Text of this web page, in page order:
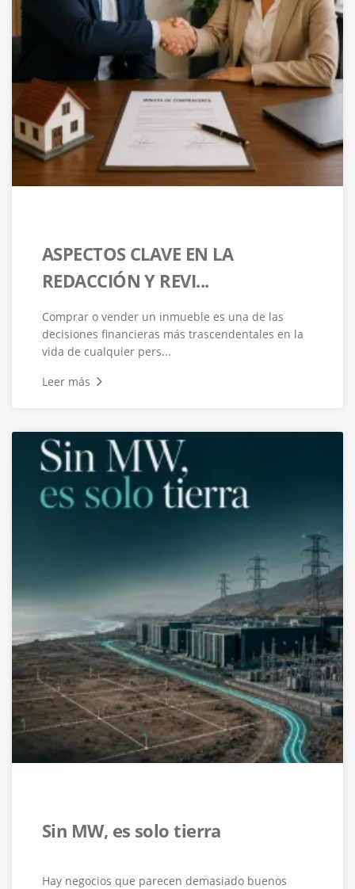
ASPECTOS CLAVE EN LA
REDACCIÓN Y REVI...
Comprar o vender un inmueble es una de las
decisiones financieras más trascendentales en la
vida de cualquier pers...
Leer más
Sin MW, es solo tierra
Hay negocios que parecen demasiado buenos